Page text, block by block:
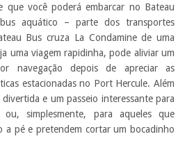
que você poderá embarcar no Bateau
aquático – parte dos transportes
Bus cruza La Condamine de uma
uma viagem rapidinha, pode aliviar um
navegação depois de apreciar as
estacionadas no Port Hercule. Além
e um passeio interessante para
simplesmente, para aqueles que
a pé e pretendem cortar um bocadinho